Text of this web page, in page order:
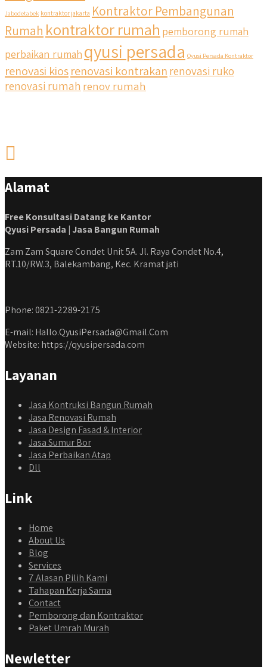
Jabodetabek kontraktor jakarta Kontraktor Pembangunan
Rumah kontraktor rumah pemborong rumah
perbaikan rumah qyusi persada Qyusi Persada Kontraktor
renovasi kiosrenovasi kontrakanrenovasi ruko
renovasi rumah renov rumah
Alamat
Free Konsultasi Datang ke Kantor
Qyusi Persada | Jasa Bangun Rumah
Zam Zam Square Condet Unit 5A. Jl. Raya Condet No.4,
RT.10/RW.3, Balekambang, Kec. Kramat jati
Phone: 0821-2289-2175
E-mail: Hallo.QyusiPersada@Gmail.Com
Website: https://qyusipersada.com
Layanan
Jasa Kontruksi Bangun Rumah
Jasa Renovasi Rumah
Jasa Design Fasad & Interior
Jasa Sumur Bor
Jasa Perbaikan Atap
Dll
Link
Home
About Us
Blog
Services
7 Alasan Pilih Kami
Tahapan Kerja Sama
Contact
Pemborong dan Kontraktor
Paket Umrah Murah
Newletter